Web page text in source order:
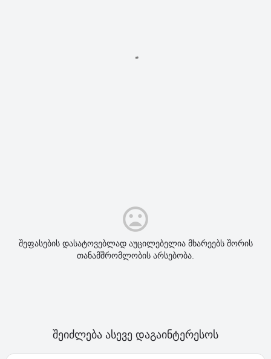
შეფასების დასატოვებლად აუცილებელია მხარეებს შორის
თანამშრომლობის არსებობა.
შეიძლება ასევე დაგაინტერესოს